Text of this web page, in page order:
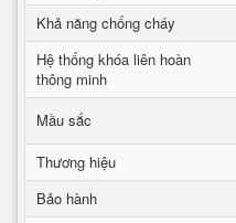
Khả năng chống cháy
Hệ thống khóa liên hoàn
thông minh
Mầu sắc
Thương hiệu
Bảo hành